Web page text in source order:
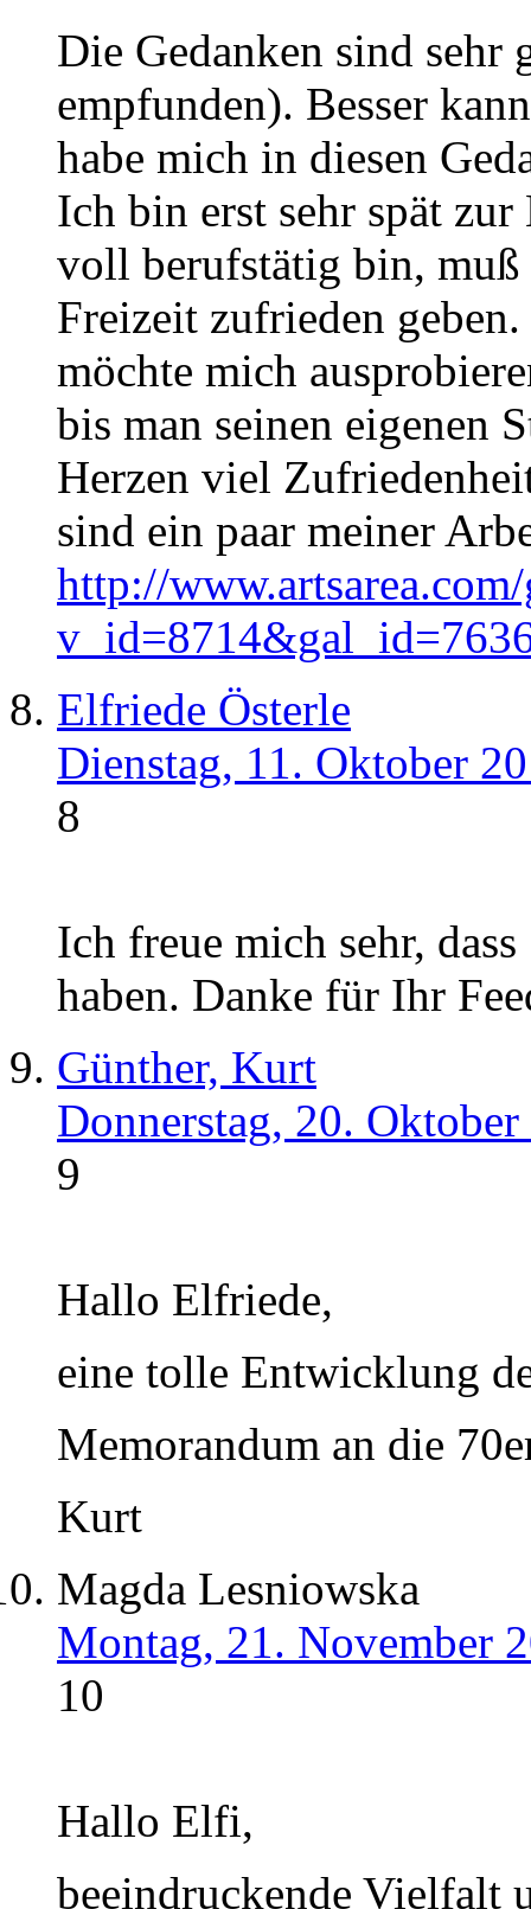
Die Gedanken sind sehr
empfunden). Besser
habe mich in diesen
Ich bin erst sehr spät
voll berufstätig bin,
Freizeit zufrieden
möchte mich
bis man seinen eigenen
Herzen viel
sind ein paar meiner
http://
Elfriede Österle
Dienstag, 11. Oktober
8
Ich freue mich sehr,
haben. Danke für Ihr
Günther, Kurt
Donnerstag, 20.
9
Hallo Elfriede,
eine tolle Entwicklung
Memorandum an die
Kurt
Magda Lesniowska
Montag, 21. November
10
Hallo Elfi,
beeindruckende